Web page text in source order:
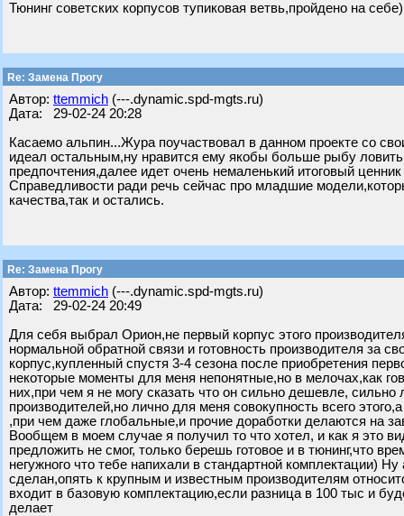
Тюнинг советских корпусов тупиковая ветвь,пройдено на себе)
Re: Замена Прогу
Автор: ttemmich (---.dynamic.spd-mgts.ru)
Дата: 29-02-24 20:28
Касаемо альпин...Жура поучаствовал в данном проекте со
идеал остальным,ну нравится ему якобы больше рыбу
предпочтения,далее идет очень немаленький итоговый
Справедливости ради речь сейчас про младшие
качества,так и остались.
Re: Замена Прогу
Автор: ttemmich (---.dynamic.spd-mgts.ru)
Дата: 29-02-24 20:49
Для себя выбрал Орион,не первый корпус этого
нормальной обратной связи и готовность производителя за
корпус,купленный спустя 3-4 сезона после приобретения
некоторые моменты для меня непонятные,но в мелочах,как
них,при чем я не могу сказать что он сильно дешевле,
производителей,но лично для меня совокупность всего
,при чем даже глобальные,и прочие доработки делаются на
Вообщем в моем случае я получил то что хотел, и как я это
предложить не смог, только берешь готовое и в тюнинг,что
негужного что тебе напихали в стандартной комплектации)
сделан,опять к крупным и известным производителям
входит в базовую комплектацию,если разница в 100 тыс и
делает